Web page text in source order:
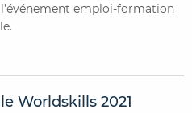
l’événement emploi-formation
Worldskills 2021